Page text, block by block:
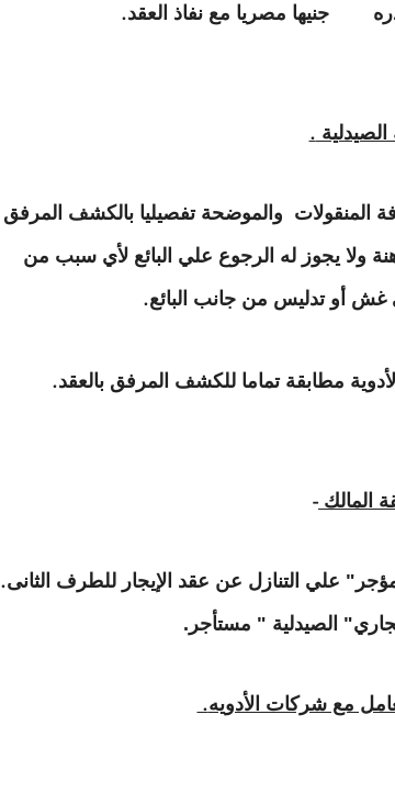
جنيها مصريا مع نفاذ العقد.
.
المنقولات والموضحة تفصيليا بالكشف المرفق
ولا يجوز له الرجوع علي البائع لأي سبب من
غش أو تدليس من جانب البائع.
مطابقة تماما للكشف المرفق بالعقد.
المالك -
علي التنازل عن عقد الإيجار للطرف الثانى.
الصيدلية " مستأجر.
مع شركات الأدويه.